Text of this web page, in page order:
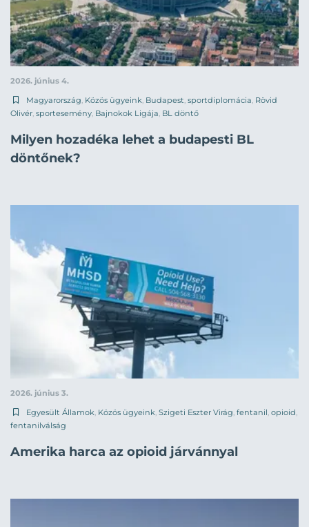
2026. június 4.
Magyarország Közös ügyeink Budapest sportdiplomácia Rövid
Olivér sportesemény Bajnokok Ligája BL döntő
Milyen hozadéka lehet a budapesti BL
döntőnek?
2026. június 3.
Egyesült Államok, Közös ügyeink, Szigeti Eszter Virág, fentanil, opioid,
fentanilválság
Amerika harca az opioid járvánnyal